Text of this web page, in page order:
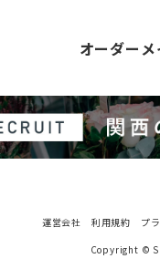
オーダー
運営会社 利用規約 プ
Copyright ©